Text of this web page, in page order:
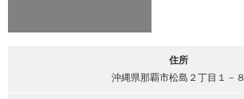
住所
沖縄県那覇市松島２丁目１－８